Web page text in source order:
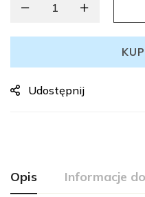
Udostępnij
Opis Informacje